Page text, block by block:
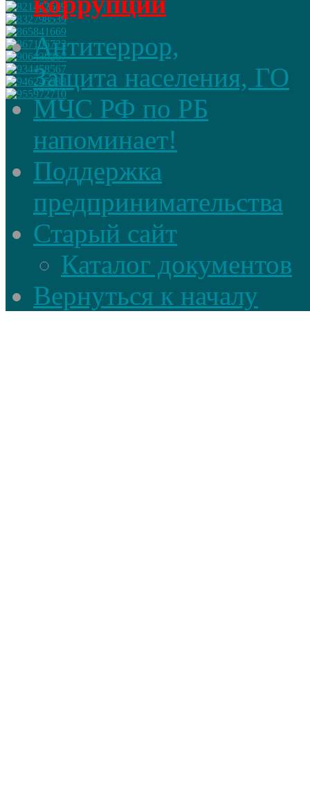
Антитеррор,
Защита населения, ГО
МЧС РФ по РБ
напоминает!
Поддержка
предпринимательства
Старый сайт
Каталог документов
Вернуться к началу